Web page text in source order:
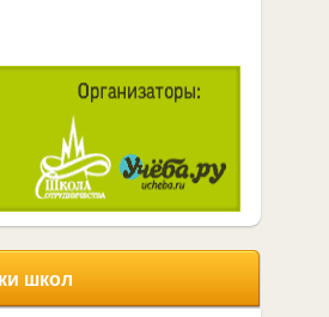
школ